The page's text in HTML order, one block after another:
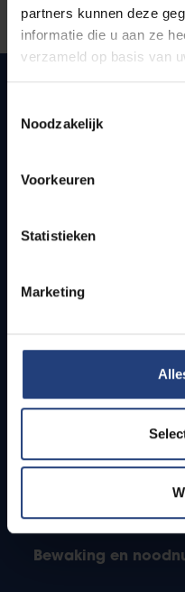
partners kunnen deze
informatie die u aan ze
verzameld op basis van
Noodzakelijk
Voorkeuren
Statistieken
Marketing
Snel naar
Bereikbaarheid
Studenten
PhD-studenten
Leerkrachten en
Bewaking en